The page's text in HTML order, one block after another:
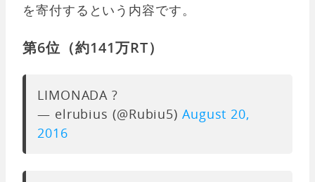
を寄付するという内容です。
第6位（約141万RT）
LIMONADA ?
— elrubius (@Rubiu5) August 20,
2016